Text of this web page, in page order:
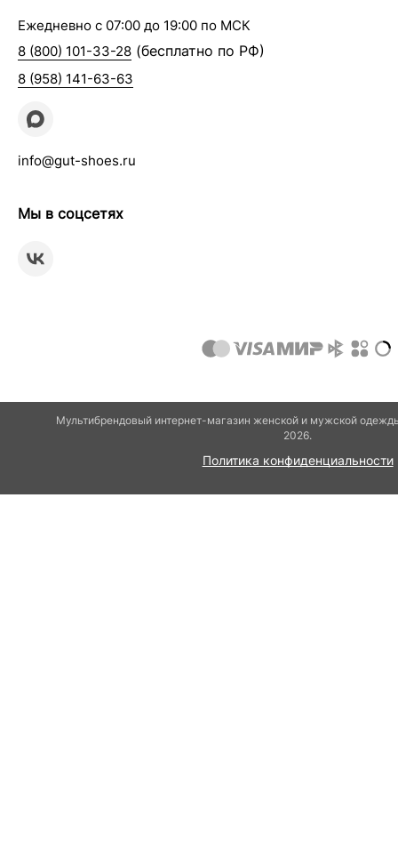
Ежедневно с 07:00 до 19:00 по МСК
8 (800) 101-33-28 (бесплатно по РФ)
8 (958) 141-63-63
info@gut-shoes.ru
Мы в соцсетях
Мультибрендовый интернет-магазин женской и мужской
2026.
Политика конфиденциальности